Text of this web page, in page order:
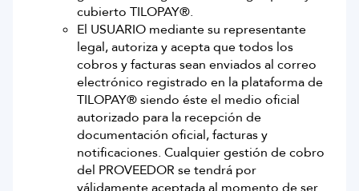
cubierto TILOPAY®.
El USUARIO mediante su representante
legal, autoriza y acepta que todos los
cobros y facturas sean enviados al correo
electrónico registrado en la plataforma de
TILOPAY® siendo éste el medio oficial
autorizado para la recepción de
documentación oficial, facturas y
notificaciones. Cualquier gestión de cobro
del PROVEEDOR se tendrá por